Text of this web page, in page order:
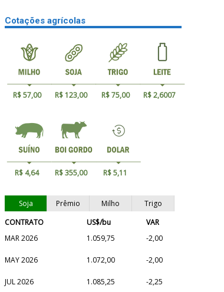
Cotações agrícolas
R$ 57,00 R$ 123,00 R$ 75,00 R$ 2,6007
R$ 4,64 R$ 355,00 R$ 5,11
Soja Prêmio Milho
Trigo
CONTRATO
US$/bu
VAR
MAR 2026
1.059,75 -2,00
MAY 2026 1.072,00 -2,00
JUL 2026 1.085,25 -2,25